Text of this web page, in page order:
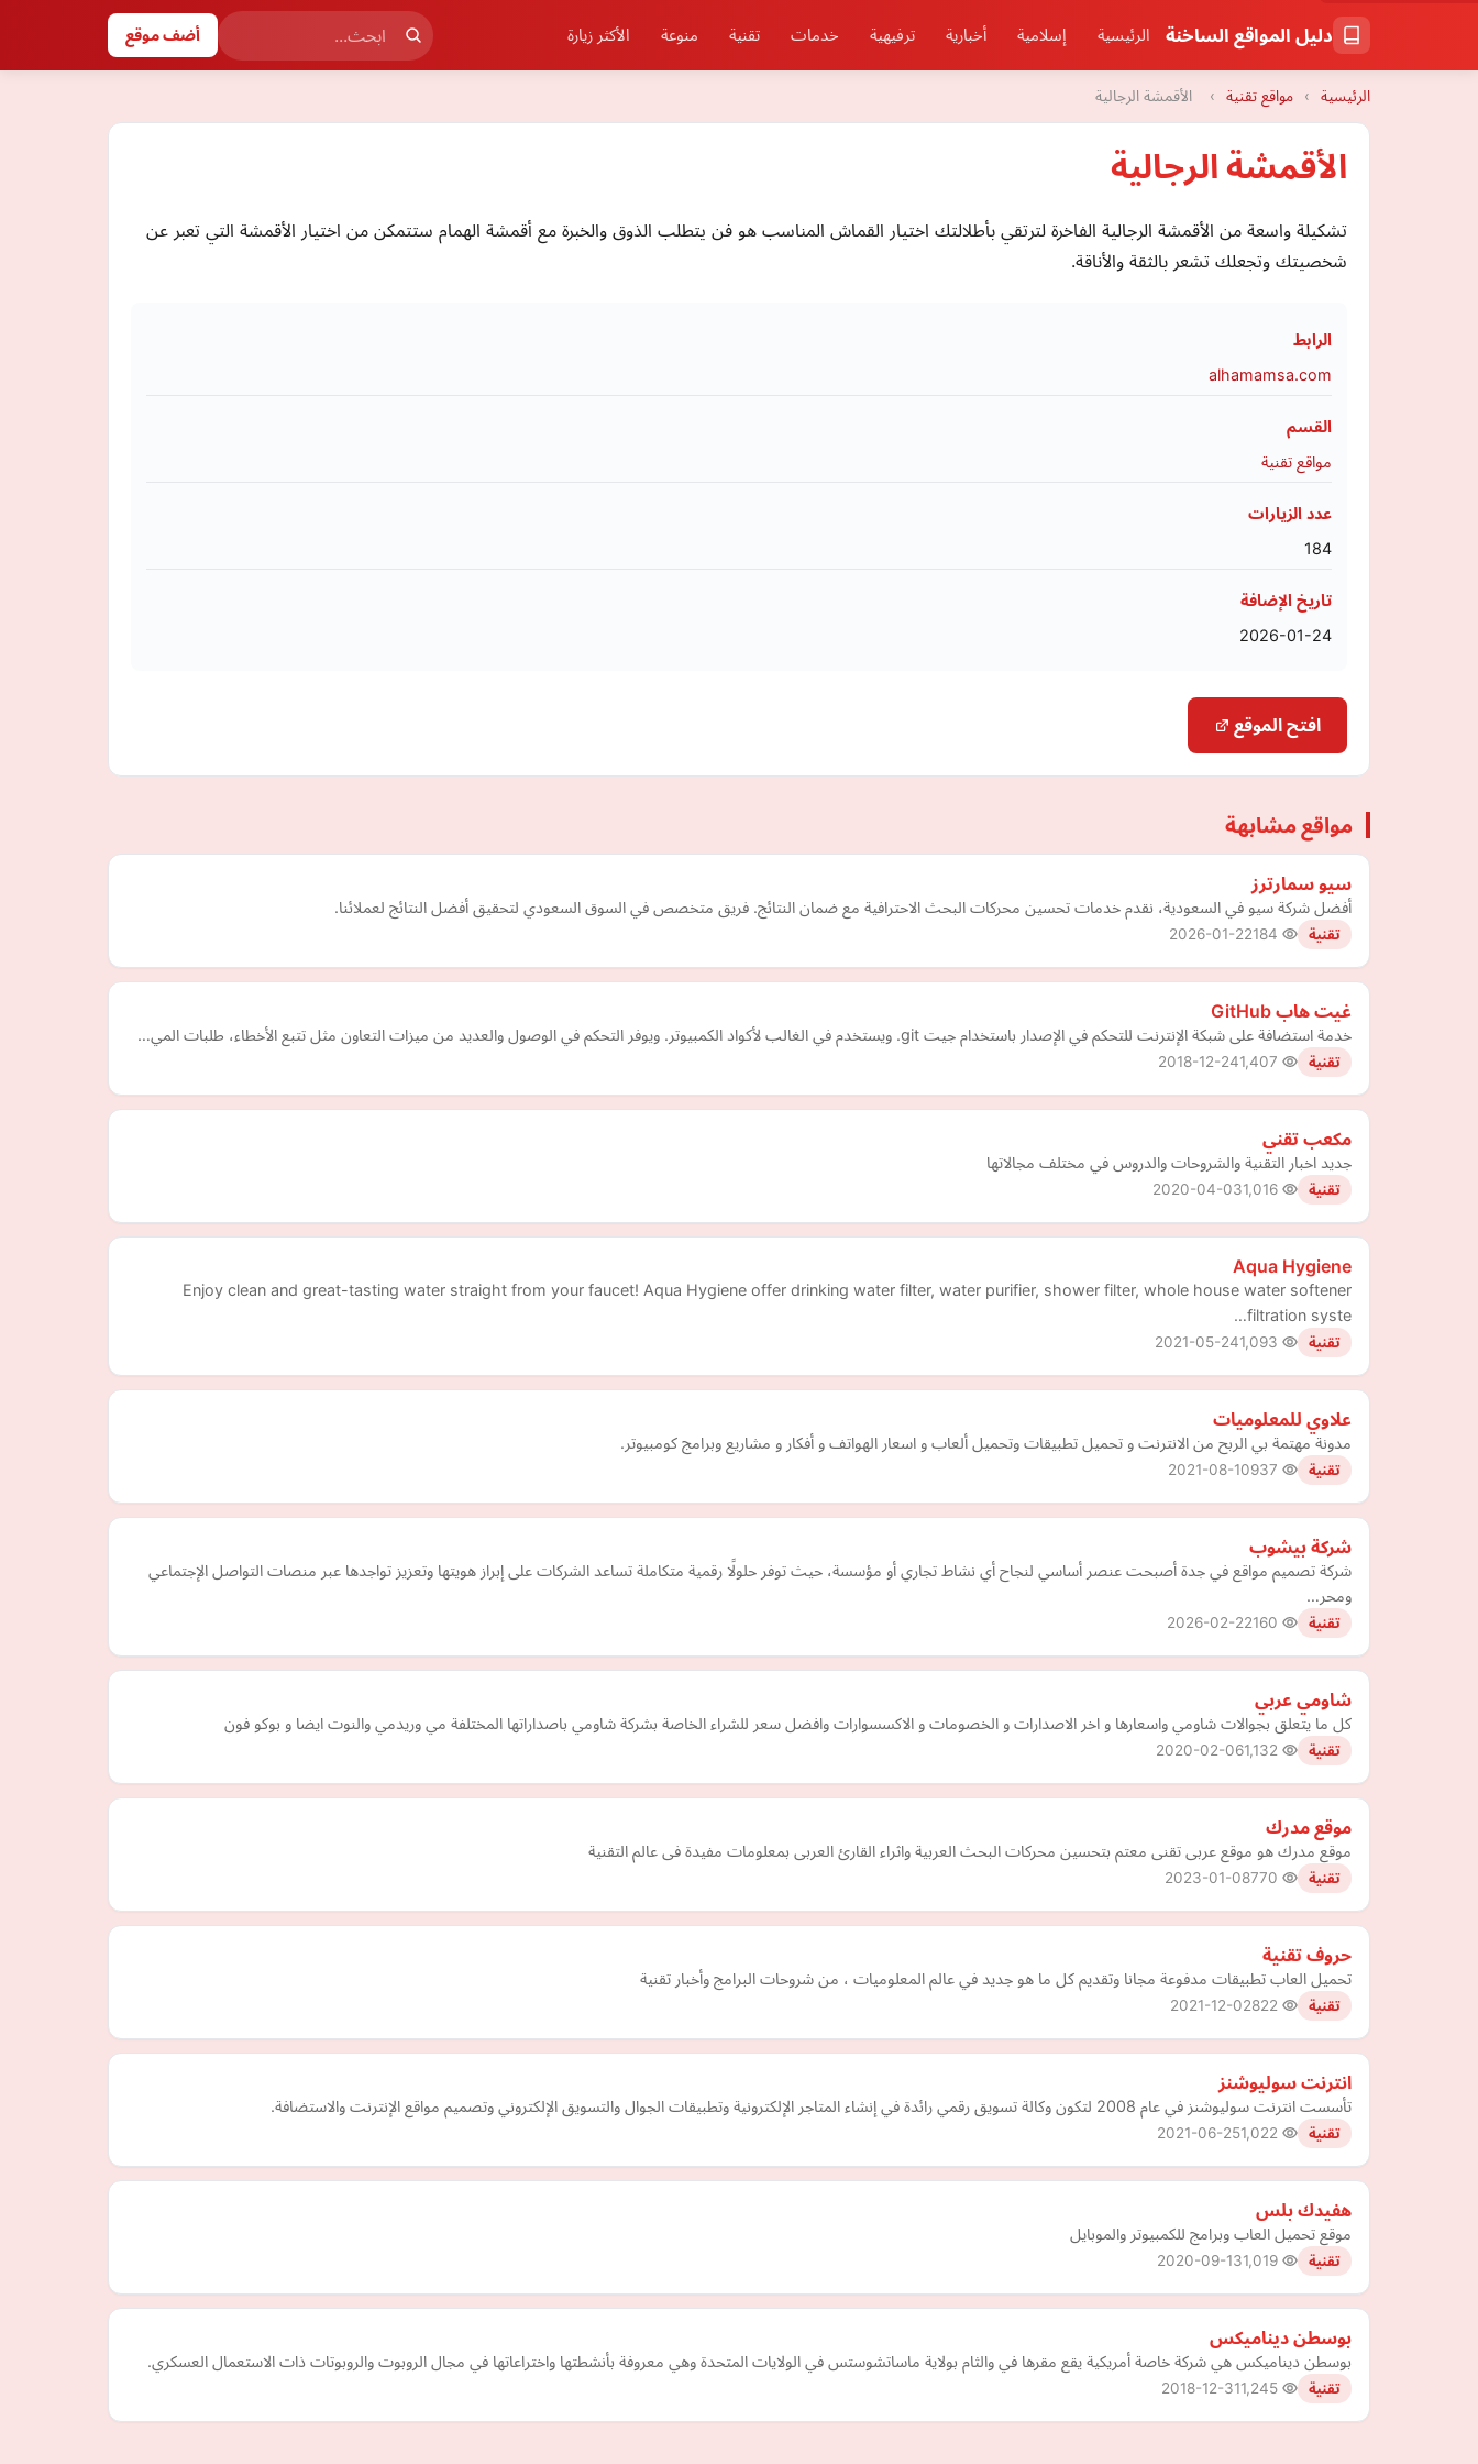
دليل المواقع الساخنة الرئيسية إسلامية أخبارية ترفيهية خدمات تقنية منوعة الأكثر زيارة أضف موقع
الرئيسية › مواقع تقنية › الأقمشة الرجالية
الأقمشة الرجالية
تشكيلة واسعة من الأقمشة الرجالية الفاخرة لترتقي بأطلالتك اختيار القماش المناسب هو فن يتطلب الذوق والخبرة مع أقمشة الهمام ستتمكن من اختيار الأقمشة التي تعبر عن
شخصيتك وتجعلك تشعر بالثقة والأناقة.
الرابط
alhamamsa.com
القسم
مواقع تقنية
عدد الزيارات
184
تاريخ الإضافة
2026-01-24
افتح الموقع
مواقع مشابهة
سيو سمارترز
أفضل شركة سيو في السعودية، نقدم خدمات تحسين محركات البحث الاحترافية مع ضمان النتائج. فريق متخصص في السوق السعودي لتحقيق أفضل النتائج لعملائنا.
تقنية 2026-01-22
غيت هاب GitHub
خدمة استضافة على شبكة الإنترنت للتحكم في الإصدار باستخدام جيت git. ويستخدم في الغالب لأكواد الكمبيوتر. ويوفر التحكم في الوصول والعديد من ميزات التعاون مثل تتبع الأخطاء، طلبات المي…
تقنية 2018-12-24
مكعب تقني
جديد اخبار التقنية والشروحات والدروس في مختلف مجالاتها
تقنية 2020-04-03
Aqua Hygiene
Enjoy clean and great-tasting water straight from your faucet! Aqua Hygiene offer drinking water filter, water purifier, shower filter, whole house water softener
filtration syste…
تقنية 2021-05-24
علاوي للمعلوميات
مدونة مهتمة بي الربح من الانترنت و تحميل تطبيقات وتحميل ألعاب و اسعار الهواتف و أفكار و مشاريع وبرامج كومبيوتر.
تقنية 2021-08-10
شركة بيشوب
شركة تصميم مواقع في جدة أصبحت عنصر أساسي لنجاح أي نشاط تجاري أو مؤسسة، حيث توفر حلولًا رقمية متكاملة تساعد الشركات على إبراز هويتها وتعزيز تواجدها عبر منصات التواصل الإجتماعي
ومحر…
تقنية 2026-02-22
شاومي عربي
كل ما يتعلق بجوالات شاومي واسعارها و اخر الاصدارات و الخصومات و الاكسسوارات وافضل سعر للشراء الخاصة بشركة شاومي باصداراتها المختلفة مي وريدمي والنوت ايضا و بوكو فون
تقنية 2020-02-06
موقع مدرك
موقع مدرك هو موقع عربى تقنى معتم بتحسين محركات البحث العربية واثراء القارئ العربى بمعلومات مفيدة فى عالم التقنية
تقنية 2023-01-08
حروف تقنية
تحميل العاب تطبيقات مدفوعة مجانا وتقديم كل ما هو جديد في عالم المعلوميات ، من شروحات البرامج وأخبار تقنية
تقنية 2021-12-02
انترنت سوليوشنز
تأسست انترنت سوليوشنز في عام 2008 لتكون وكالة تسويق رقمي رائدة في إنشاء المتاجر الإلكترونية وتطبيقات الجوال والتسويق الإلكتروني وتصميم مواقع الإنترنت والاستضافة.
تقنية 2021-06-25
هفيدك بلس
موقع تحميل العاب وبرامج للكمبيوتر والموبايل
تقنية 2020-09-13
بوسطن ديناميكس
بوسطن ديناميكس هي شركة خاصة أمريكية يقع مقرها في والثام بولاية ماساتشوستس في الولايات المتحدة وهي معروفة بأنشطتها واختراعاتها في مجال الروبوت والروبوتات ذات الاستعمال العسكري.
تقنية 2018-12-31